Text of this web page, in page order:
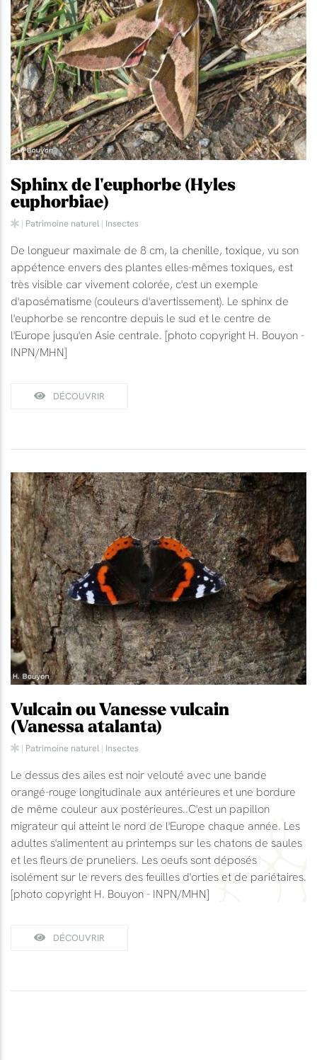
Sphinx de l'euphorbe (Hyles
euphorbiae)
| Patrimoine naturel | Insectes
De longueur maximale de 8 cm, la chenille, toxique, vu son
appétence envers des plantes elles-mêmes toxiques, est
très visible car vivement colorée, c'est un exemple
d'aposématisme (couleurs d'avertissement). Le sphinx de
l'euphorbe se rencontre depuis le sud et le centre de
l'Europe jusqu'en Asie centrale. [photo copyright H. Bouyon -
INPN/MHN]
DÉCOUVRIR
Vulcain ou Vanesse vulcain
(Vanessa atalanta)
| Patrimoine naturel | Insectes
Le dessus des ailes est noir velouté avec une bande
orangé-rouge longitudinale aux antérieures et une bordure
de même couleur aux postérieures..C'est un papillon
migrateur qui atteint le nord de l'Europe chaque année. Les
adultes s'alimentent au printemps sur les chatons de saules
et les fleurs de pruneliers. Les oeufs sont déposés
isolément sur le revers des feuilles d'orties et de pariétaires.
[photo copyright H. Bouyon - INPN/MHN]
DÉCOUVRIR